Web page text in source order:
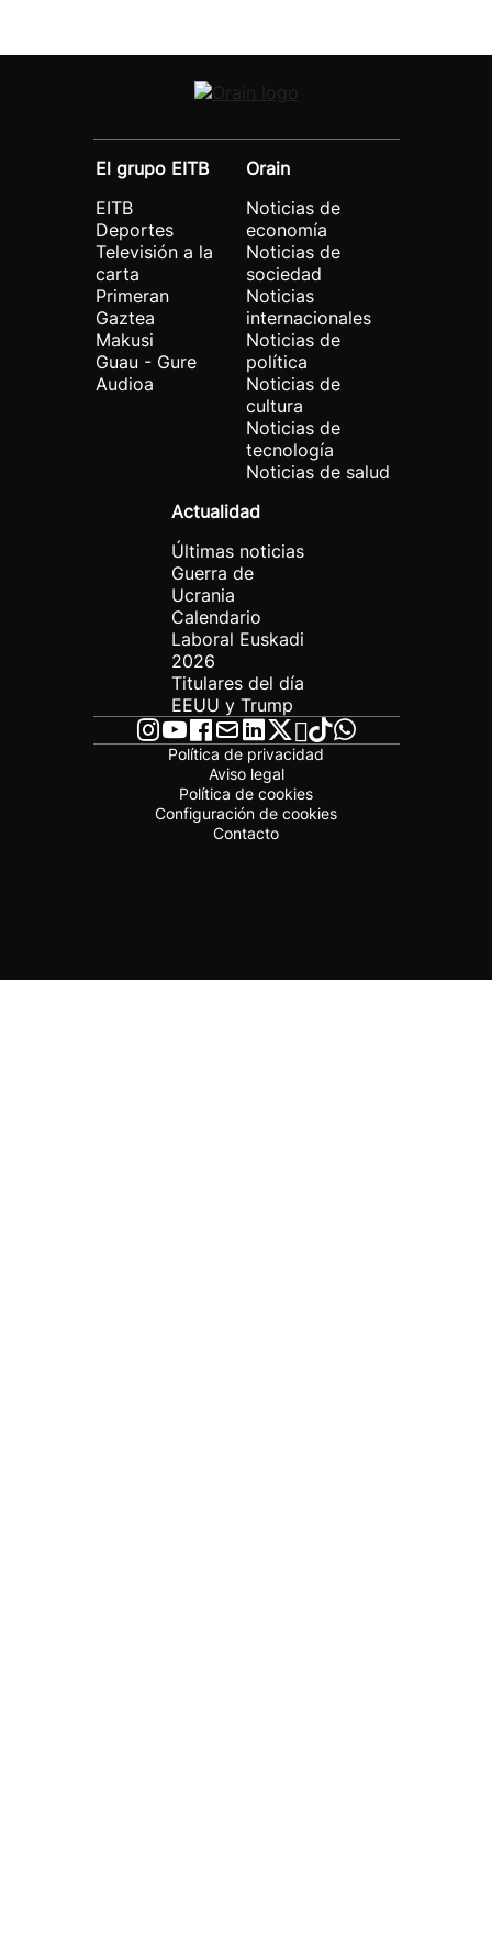
El grupo EITB
EITB
Deportes
Televisión a la
carta
Primeran
Gaztea
Makusi
Guau - Gure
Audioa
Orain
Noticias de
economía
Noticias de
sociedad
Noticias
internacionales
Noticias de
política
Noticias de
cultura
Noticias de
tecnología
Noticias de salud
Actualidad
Últimas noticias
Guerra de
Ucrania
Calendario
Laboral Euskadi
2026
Titulares del día
EEUU y Trump
Política de privacidad
Aviso legal
Política de cookies
Configuración de cookies
Contacto